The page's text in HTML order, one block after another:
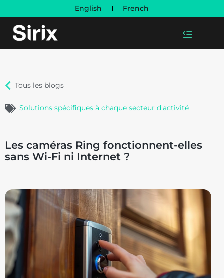
English French
Tous les blogs
Solutions spécifiques à chaque secteur d'activité
Les caméras Ring fonctionnent-elles
sans Wi-Fi ni Internet ?